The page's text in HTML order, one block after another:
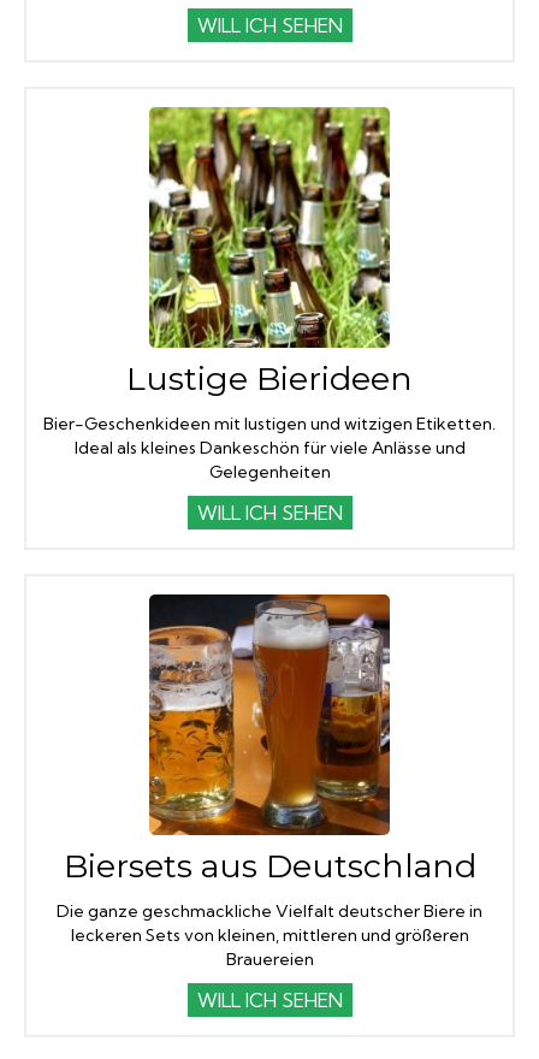
WILL ICH SEHEN
Lustige Bierideen
Bier-Geschenkideen mit lustigen und witzigen Etiketten.
Ideal als kleines Dankeschön für viele Anlässe und
Gelegenheiten
WILL ICH SEHEN
Biersets aus Deutschland
Die ganze geschmackliche Vielfalt deutscher Biere in
leckeren Sets von kleinen, mittleren und größeren
Brauereien
WILL ICH SEHEN